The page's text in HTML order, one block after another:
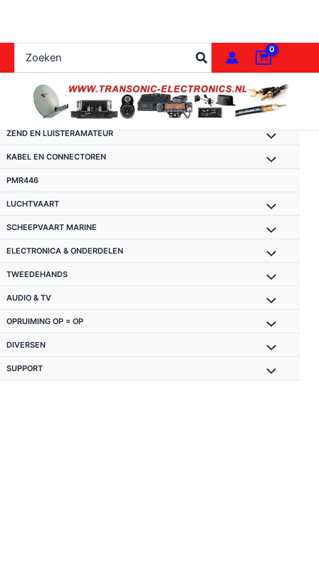
de
inhoud
naar:
ZEND EN LUISTERAMATEUR
KABEL EN CONNECTOREN
PMR446
LUCHTVAART
SCHEEPVAART MARINE
ELECTRONICA & ONDERDELEN
TWEEDEHANDS
AUDIO & TV
OPRUIMING OP = OP
DIVERSEN
SUPPORT